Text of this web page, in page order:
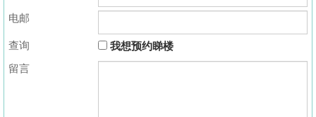
数
据
布
电邮
查询
我想预约睇楼
留言